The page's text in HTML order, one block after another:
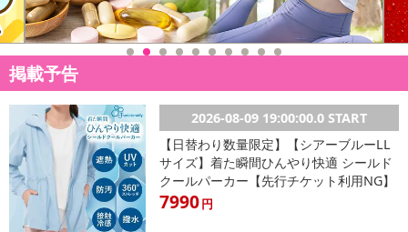
掲載予告
2026-08-09 19:00:00.0 START
【日替わり数量限定】【シアーブルーLL
サイズ】着た瞬間ひんやり快適 シールド
クールパーカー【先行チケット利用NG】
7990円